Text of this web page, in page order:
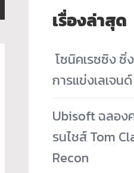
เรื่องล่าสุด
โซนิคเรซซิง
การแข่งเลเจน
Ubisoft ฉลอง
รนไชส์ Tom
Recon